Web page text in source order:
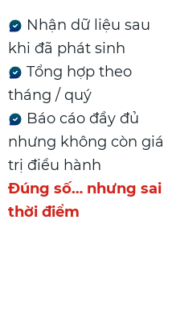
Nhận dữ liệu sau
khi đã phát sinh
Tổng hợp theo
tháng / quý
Báo cáo đầy đủ
nhưng không còn giá
trị điều hành
Đúng số… nhưng sai
thời điểm